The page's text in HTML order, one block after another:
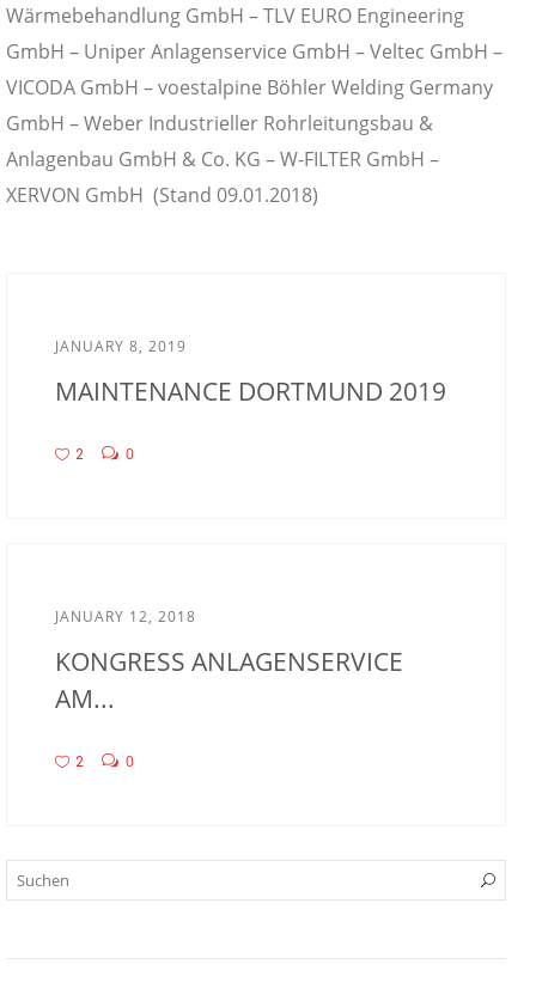
Wärmebehandlung GmbH – TLV EURO Engineering
GmbH – Uniper Anlagenservice GmbH – Veltec GmbH –
VICODA GmbH – voestalpine Böhler Welding Germany
GmbH – Weber Industrieller Rohrleitungsbau &
Anlagenbau GmbH & Co. KG – W-FILTER GmbH –
XERVON GmbH (Stand 09.01.2018)
JANUARY 8, 2019
MAINTENANCE DORTMUND 2019
2 0
JANUARY 12, 2018
KONGRESS ANLAGENSERVICE
AM...
2 0